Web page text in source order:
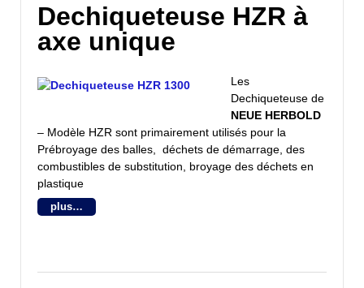
Dechiqueteuse HZR à
axe unique
Les
Dechiqueteuse de
NEUE HERBOLD
– Modèle HZR sont primairement utilisés pour la
Prébroyage des balles, déchets de démarrage, des
combustibles de substitution, broyage des déchets en
plastique
plus…